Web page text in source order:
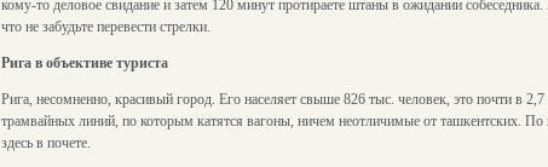
кому-то деловое свидание и затем 120 минут протираете штаны в ожидании
что не забудьте перевести стрелки.
Рига в объективе туриста
Рига, несомненно, красивый город. Его населяет свыше 826 тыс. человек, это почти в
трамвайных линий, по которым катятся вагоны, ничем неотличимые от ташкентских.
здесь в почете.